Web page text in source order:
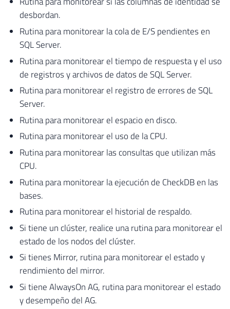
desbordan.
Rutina para monitorear la cola de E/S pendientes en
SQL Server.
Rutina para monitorear el tiempo de respuesta y el uso
de registros y archivos de datos de SQL Server.
Rutina para monitorear el registro de errores de SQL
Server.
Rutina para monitorear el espacio en disco.
Rutina para monitorear el uso de la CPU.
Rutina para monitorear las consultas que utilizan más
CPU.
Rutina para monitorear la ejecución de CheckDB en las
bases.
Rutina para monitorear el historial de respaldo.
Si tiene un clúster, realice una rutina para monitorear el
estado de los nodos del clúster.
Si tienes Mirror, rutina para monitorear el estado y
rendimiento del mirror.
Si tiene AlwaysOn AG, rutina para monitorear el estado
y desempeño del AG.